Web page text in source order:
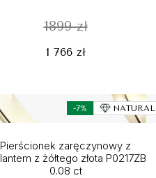
1899 zł
1 766 zł
-7%
Pierścionek zaręczynowy z
z żółtego złota P0217ZB
0.08 ct